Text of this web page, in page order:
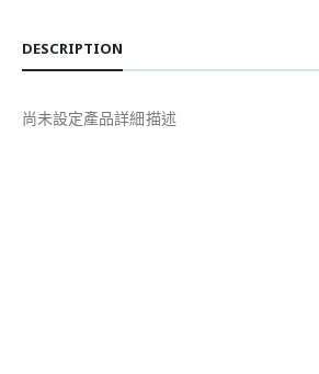
DESCRIPTION
尚未設定產品詳細描述